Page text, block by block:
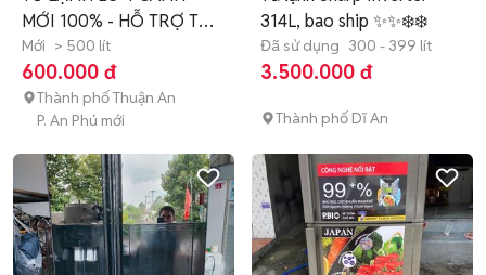
MỚI 100% - HỖ TRỢ TRẢ
GÓP
Mới > 500 lít
600.000 đ
Thành phố Thuận An
P. An Phú mới
314L, bao ship ✨✨❄️❄️
Đã sử dụng 300 - 399 lít
3.500.000 đ
Thành phố Dĩ An